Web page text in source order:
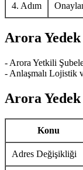
4. Adım
Arora
- Arora Yetkili
- Anlaşmalı Lojistik
Arora
Konu
Adres Değişikliği